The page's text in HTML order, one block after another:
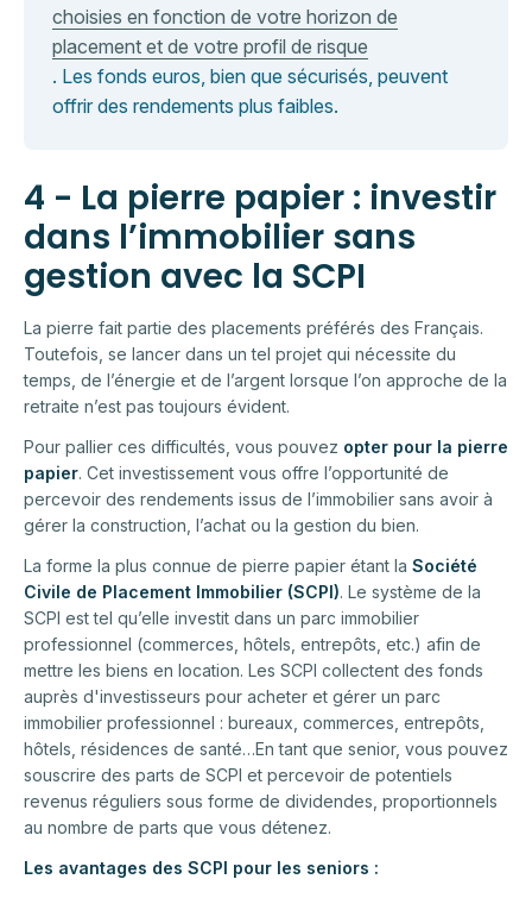
choisies en fonction de votre horizon de
placement et de votre profil de risque
. Les fonds euros, bien que sécurisés, peuvent
offrir des rendements plus faibles.
4 - La pierre papier : investir
dans l’immobilier sans
gestion avec la SCPI
La pierre fait partie des placements préférés des Français.
Toutefois, se lancer dans un tel projet qui nécessite du
temps, de l’énergie et de l’argent lorsque l’on approche de la
retraite n’est pas toujours évident.
Pour pallier ces difficultés, vous pouvez opter pour la pierre
papier. Cet investissement vous offre l’opportunité de
percevoir des rendements issus de l’immobilier sans avoir à
gérer la construction, l’achat ou la gestion du bien.
La forme la plus connue de pierre papier étant la Société
Civile de Placement Immobilier (SCPI). Le système de la
SCPI est tel qu’elle investit dans un parc immobilier
professionnel (commerces, hôtels, entrepôts, etc.) afin de
mettre les biens en location. Les SCPI collectent des fonds
auprès d'investisseurs pour acheter et gérer un parc
immobilier professionnel : bureaux, commerces, entrepôts,
hôtels, résidences de santé…En tant que senior, vous pouvez
souscrire des parts de SCPI et percevoir de potentiels
revenus réguliers sous forme de dividendes, proportionnels
au nombre de parts que vous détenez.
Les avantages des SCPI pour les seniors :